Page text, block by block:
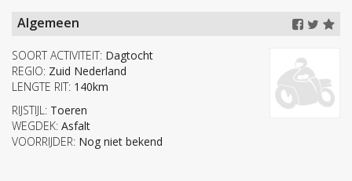
Algemeen
SOORT ACTIVITEIT: Dagtocht
REGIO: Zuid Nederland
LENGTE RIT: 140km
RIJSTIJL: Toeren
WEGDEK: Asfalt
VOORRIJDER: Nog niet bekend